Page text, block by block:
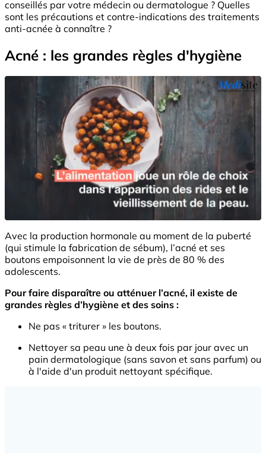
conseillés par votre médecin ou dermatologue ? Quelles
sont les précautions et contre-indications des traitements
anti-acnée à connaître ?
Acné : les grandes règles d'hygiène
Avec la production hormonale au moment de la puberté
(qui stimule la fabrication de sébum), l’acné et ses
boutons empoisonnent la vie de près de 80 % des
adolescents.
Pour faire disparaître ou atténuer l’acné, il existe de
grandes règles d’hygiène et des soins :
Ne pas « triturer » les boutons.
Nettoyer sa peau une à deux fois par jour avec un
pain dermatologique (sans savon et sans parfum) ou
à l'aide d'un produit nettoyant spécifique.